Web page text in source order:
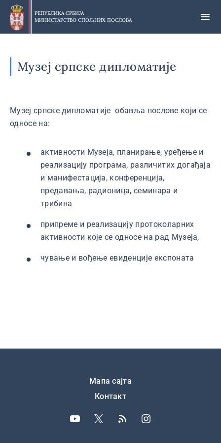
Прескочи
главни
део
РЕПУБЛИКА СРБИЈА
МИНИСТАРСТВО СПОЉНИХ ПОСЛОВА
Музеј српске дипломатије
Музеј српске дипломатије обавља послове који се
односе на:
активности Музеја, планирање, уређење и
реализацију програма, различитих догађаја
и манифестација, конференција,
предавања, радионица, семинара и
трибина
припреме и реализацију протоколарних
активности које се односе на рад Музеја,
чување и вођење евиденције експоната
Мапа сајта
Контакт